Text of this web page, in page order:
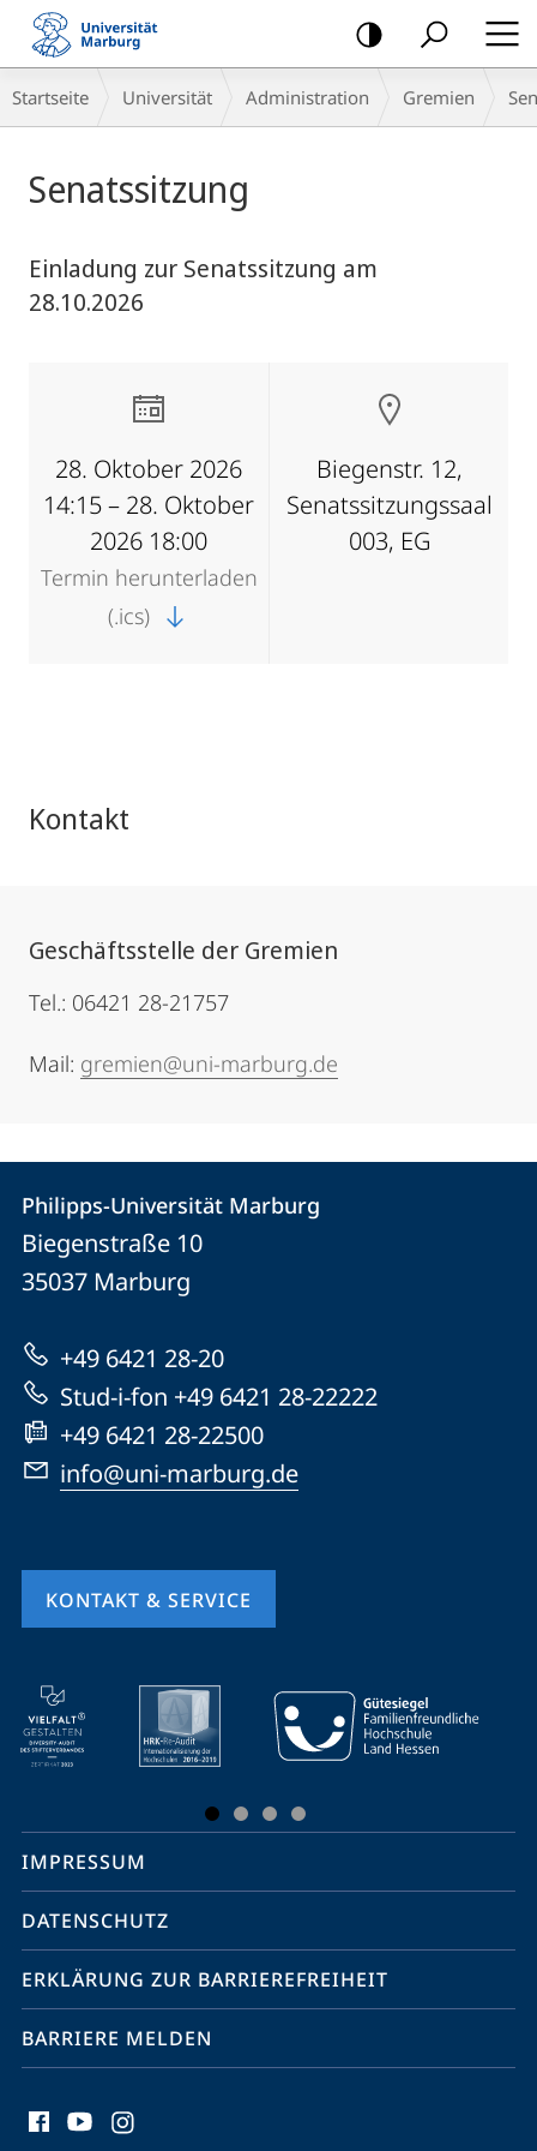
Mobile-
Navigation
Breadcrumb-
Navigation
Startseite Universität Administration Gremien
Senatssitzung
Einladung zur Senatssitzung am
28.10.2026
28. Oktober 2026
14:15 – 28. Oktober
2026 18:00
Termin herunterladen
(.ics)
Biegenstr. 12,
Senatssitzungssaal
003, EG
Kontakt
Geschäftsstelle der Gremien
Tel.: 06421 28-21757
Mail: gremien@uni-marburg.de
Kontakt
und
Informationen
zur
Website
Kontaktinformationen
Philipps-
Universität
Marburg
Philipps-Universität Marburg
Biegenstraße 10
35037 Marburg
+49 6421 28-20
Stud-i-fon +49 6421 28-22222
+49 6421 28-22500
info@uni-marburg.de
KONTAKT & SERVICE
Mobile-
Service-
Navigation
Social
Media
Kontakte
IMPRESSUM
DATENSCHUTZ
ERKLÄRUNG ZUR BARRIEREFREIHEIT
BARRIERE MELDEN